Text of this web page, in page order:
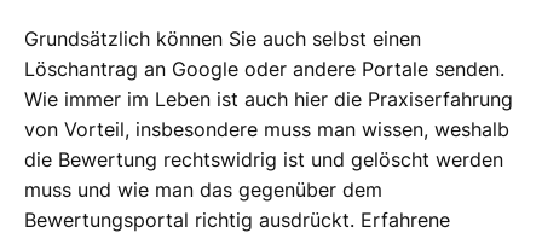
Grundsätzlich können Sie auch selbst einen
Löschantrag an Google oder andere Portale senden.
Wie immer im Leben ist auch hier die Praxiserfahrung
von Vorteil, insbesondere muss man wissen, weshalb
die Bewertung rechtswidrig ist und gelöscht werden
muss und wie man das gegenüber dem
Bewertungsportal richtig ausdrückt. Erfahrene